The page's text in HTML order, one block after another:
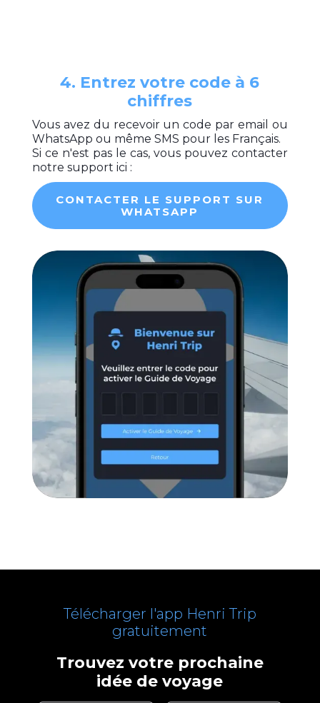
4. Entrez votre code à 6
chiffres
Vous avez du recevoir un code par email ou
WhatsApp ou même SMS pour les Français.
Si ce n'est pas le cas, vous pouvez contacter
notre support ici :
CONTACTER LE SUPPORT SUR
WHATSAPP
Télécharger l'app Henri Trip
gratuitement
Trouvez votre prochaine
idée de voyage